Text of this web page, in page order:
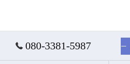
080-3381-5987